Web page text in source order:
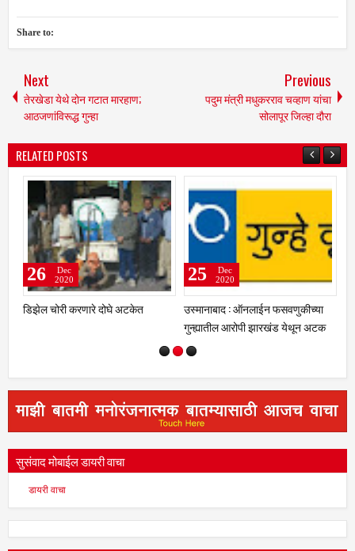
Share to:
Next
तेरखेडा येथे दोन गटात मारहाण;
आठजणांविरूद्ध गुन्‍हा
Previous
पदुम मंत्री मधुकरराव चव्हाण यांचा
सोलापूर जिल्‍हा दौरा
RELATED POSTS
डिझेल चोरी करणारे दोघे अटकेत
26
Dec
2020
उस्मानाबाद : ऑनलाईन फसवणुकीच्या
गुन्ह्यातील आरोपी झारखंड येथून अटक
25
Dec
2020
सुसंवाद मोबाईल डायरी वाचा
डायरी वाचा